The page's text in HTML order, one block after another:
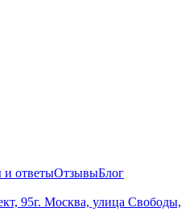
ответыОтзывыБлог
95г. Москва, улица Свободы,